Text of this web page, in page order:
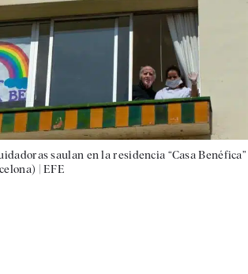
saulan en la residencia “Casa Benéfica”
|EFE